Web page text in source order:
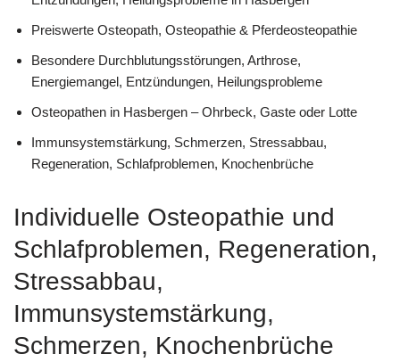
Preiswerte Osteopath, Osteopathie & Pferdeosteopathie
Besondere Durchblutungsstörungen, Arthrose,
Energiemangel, Entzündungen, Heilungsprobleme
Osteopathen in Hasbergen – Ohrbeck, Gaste oder Lotte
Immunsystemstärkung, Schmerzen, Stressabbau,
Regeneration, Schlafproblemen, Knochenbrüche
Individuelle Osteopathie und
Schlafproblemen, Regeneration,
Stressabbau,
Immunsystemstärkung,
Schmerzen, Knochenbrüche